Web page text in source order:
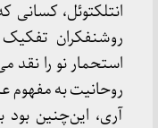
انتلکتوئل، کسانی
روشنفکران
استحمار نو را نقد
روحانیت به مفهوم
آری، این‌چنین